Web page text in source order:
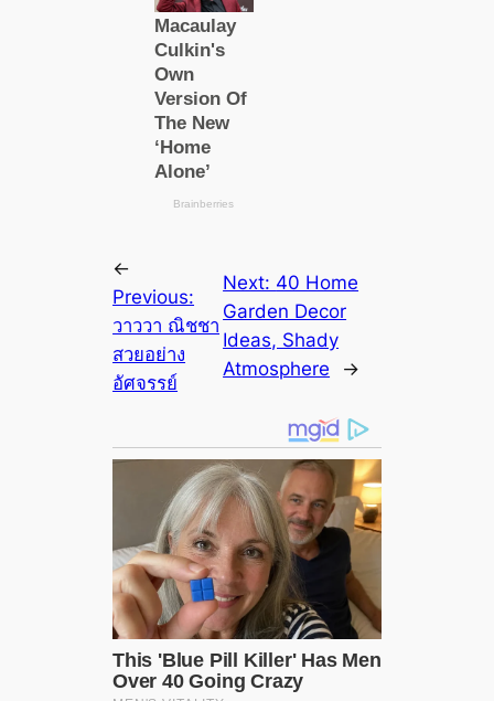
←
Previous:
วาววา ณิชชา
สวยอย่าง
อัศจรรย์
Next: 40 Home
Garden Decor
Ideas, Shady
Atmosphere
→